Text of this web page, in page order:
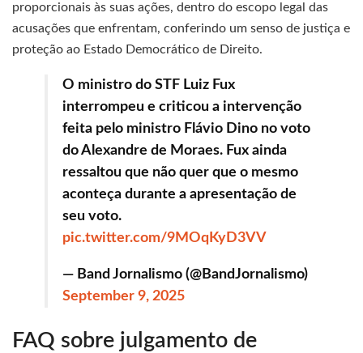
proporcionais às suas ações, dentro do escopo legal das
acusações que enfrentam, conferindo um senso de justiça e
proteção ao Estado Democrático de Direito.
O ministro do STF Luiz Fux
interrompeu e criticou a intervenção
feita pelo ministro Flávio Dino no voto
do Alexandre de Moraes. Fux ainda
ressaltou que não quer que o mesmo
aconteça durante a apresentação de
seu voto.
pic.twitter.com/9MOqKyD3VV
— Band Jornalismo (@BandJornalismo)
September 9, 2025
FAQ sobre julgamento de